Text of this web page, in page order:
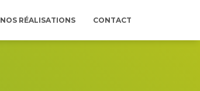
NOS RÉALISATIONS CONTACT